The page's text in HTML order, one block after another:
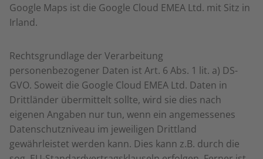
Google Maps ist die Google Cloud EMEA Ltd. mit Sitz in
Irland.
Rechtsgrundlage der Verarbeitung
personenbezogener Daten ist Art. 6 Abs. 1 lit. a) DS-
GVO. Soweit die Google Cloud EMEA Ltd. Daten in
Drittländer übermittelt sollte, wird sie dies nach
eigenen Angaben nur tun, wenn ein angemessenes
Datenschutzniveau im jeweiligen Drittland
gewährleistet werden kann. Dies kann z.B. durch die